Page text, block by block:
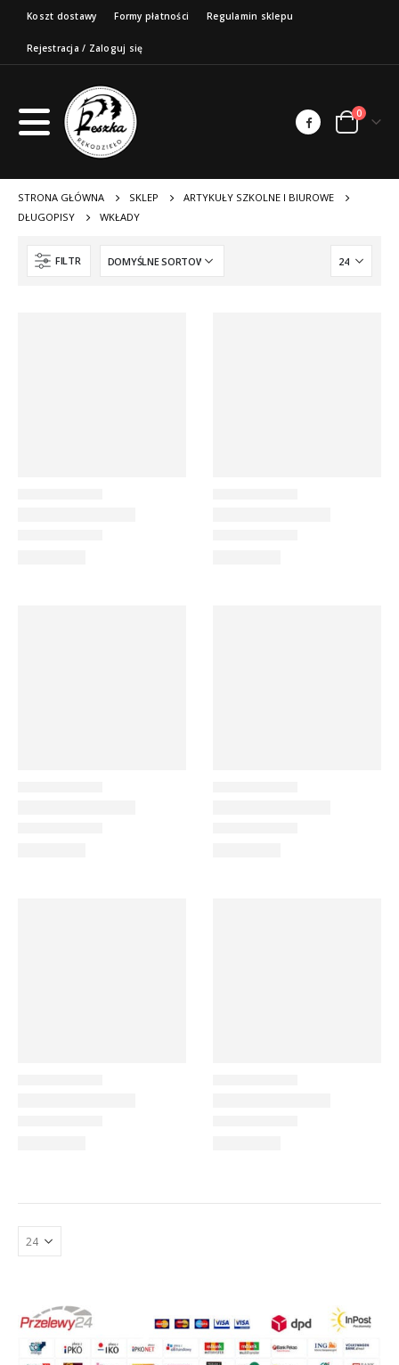
Koszt dostawy Formy płatności Regulamin sklepu
Rejestracja / Zaloguj się
0
STRONA GŁÓWNA SKLEP
ARTYKUŁY SZKOLNE I BIUROWE
DŁUGOPISY
WKŁADY
FILTR